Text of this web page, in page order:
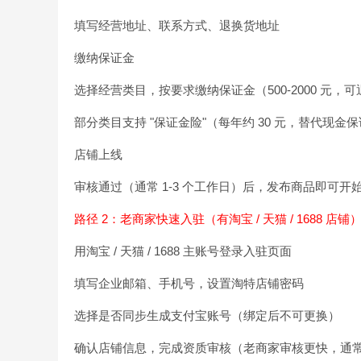
填写经营地址、联系方式、退换货地址
缴纳保证金
选择经营类目，按要求缴纳保证金（500-2000 元，可
部分类目支持 "保证金险"（每年约 30 元，替代现金保
店铺上线
审核通过（通常 1-3 个工作日）后，发布商品即可开
路径 2：老商家快速入驻（有淘宝 / 天猫 / 1688 店铺）
用淘宝 / 天猫 / 1688 主账号登录入驻页面
填写企业邮箱、手机号，设置淘特店铺密码
选择是否同步生成支付宝账号（绑定后不可更换）
确认店铺信息，完成资质审核（老商家审核更快，通